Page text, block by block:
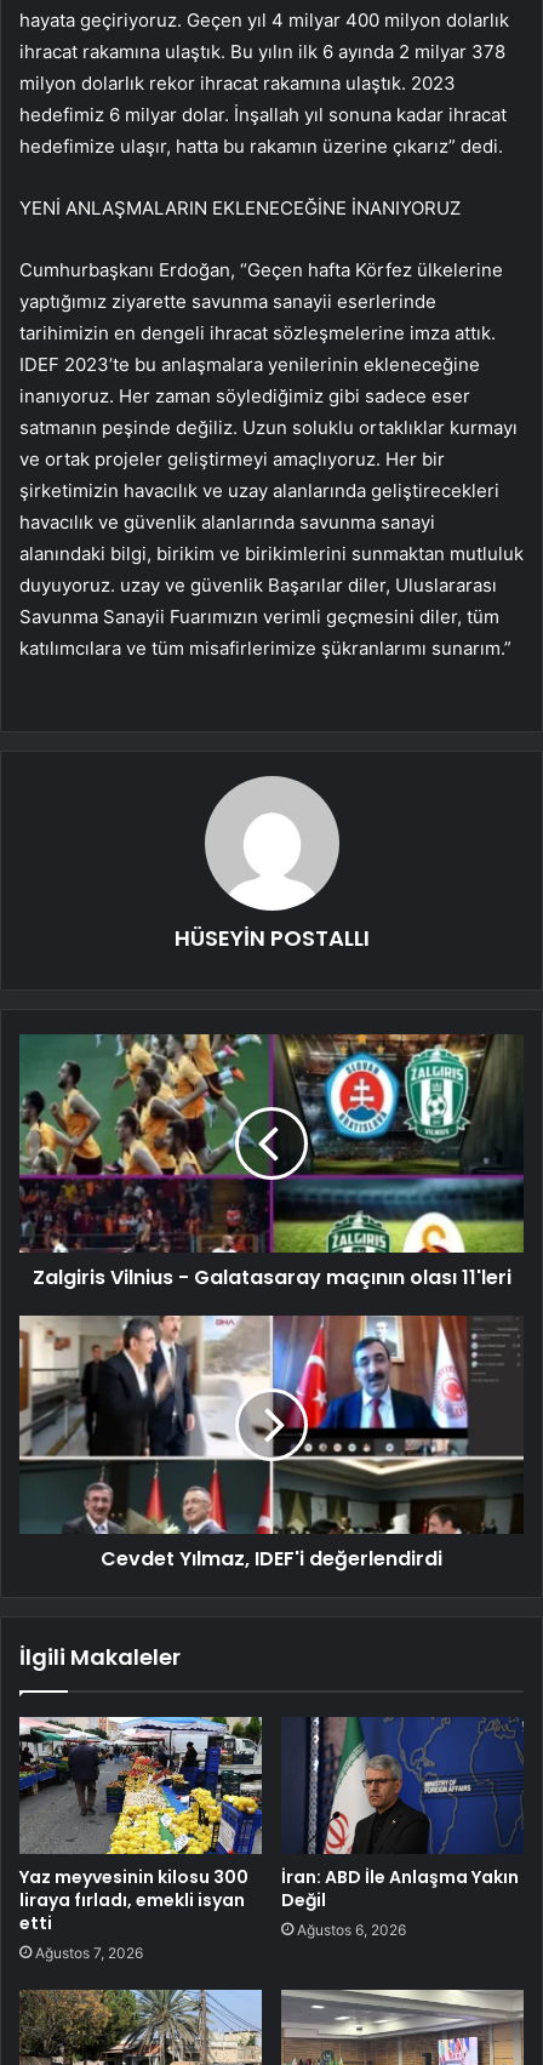
hayata geçiriyoruz. Geçen yıl 4 milyar 400 milyon dolarlık
ihracat rakamına ulaştık. Bu yılın ilk 6 ayında 2 milyar 378
milyon dolarlık rekor ihracat rakamına ulaştık. 2023
hedefimiz 6 milyar dolar. İnşallah yıl sonuna kadar ihracat
hedefimize ulaşır, hatta bu rakamın üzerine çıkarız” dedi.
YENİ ANLAŞMALARIN EKLENECEĞİNE İNANIYORUZ
Cumhurbaşkanı Erdoğan, “Geçen hafta Körfez ülkelerine
yaptığımız ziyarette savunma sanayii eserlerinde
tarihimizin en dengeli ihracat sözleşmelerine imza attık.
IDEF 2023’te bu anlaşmalara yenilerinin ekleneceğine
inanıyoruz. Her zaman söylediğimiz gibi sadece eser
satmanın peşinde değiliz. Uzun soluklu ortaklıklar kurmayı
ve ortak projeler geliştirmeyi amaçlıyoruz. Her bir
şirketimizin havacılık ve uzay alanlarında geliştirecekleri
havacılık ve güvenlik alanlarında savunma sanayi
alanındaki bilgi, birikim ve birikimlerini sunmaktan mutluluk
duyuyoruz. uzay ve güvenlik Başarılar diler, Uluslararası
Savunma Sanayii Fuarımızın verimli geçmesini diler, tüm
katılımcılara ve tüm misafirlerimize şükranlarımı sunarım.”
HÜSEYİN POSTALLI
Zalgiris Vilnius - Galatasaray maçının olası 11'leri
Cevdet Yılmaz, IDEF'i değerlendirdi
İlgili Makaleler
Yaz meyvesinin kilosu 300
liraya fırladı, emekli isyan
etti
Ağustos 7, 2026
İran: ABD İle Anlaşma Yakın
Değil
Ağustos 6, 2026